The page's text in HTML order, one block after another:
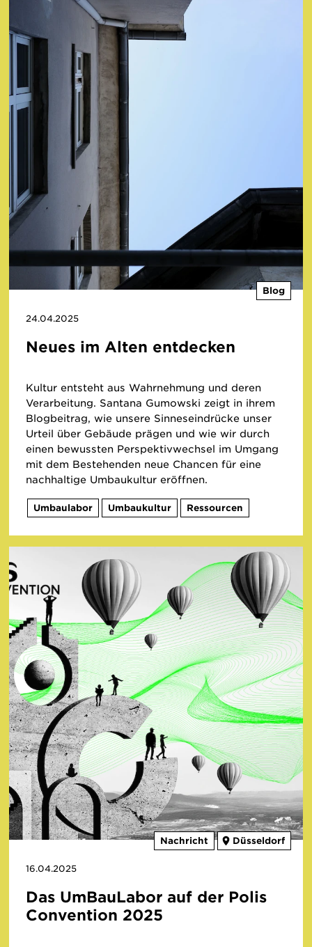
Blog
24.04.2025
Neues im Alten entdecken
Kultur entsteht aus Wahrnehmung und deren
Verarbeitung. Santana Gumowski zeigt in ihrem
Blogbeitrag, wie unsere Sinneseindrücke unser
Urteil über Gebäude prägen und wie wir durch
einen bewussten Perspektivwechsel im Umgang
mit dem Bestehenden neue Chancen für eine
nachhaltige Umbaukultur eröffnen.
Umbaulabor Umbaukultur Ressourcen
Nachricht Düsseldorf
16.04.2025
Das UmBauLabor auf der Polis
Convention 2025